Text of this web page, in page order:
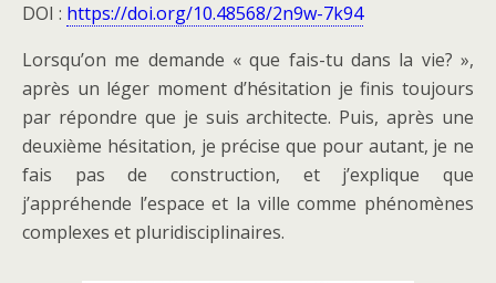
DOI : https://doi.org/10.48568/2n9w-7k94
Lorsqu’on me demande « que fais-tu dans la vie? »,
après un léger moment d’hésitation je finis toujours
par répondre que je suis architecte. Puis, après une
deuxième hésitation, je précise que pour autant, je ne
fais pas de construction, et j’explique que
j’appréhende l’espace et la ville comme phénomènes
complexes et pluridisciplinaires.